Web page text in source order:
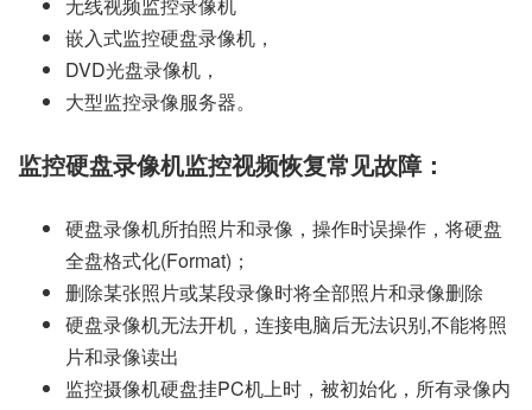
嵌入式监控硬盘录像机，
DVD光盘录像机，
大型监控录像服务器。
监控硬盘录像机监控视频恢复常见故障：
硬盘录像机所拍照片和录像，操作时误操作，将硬盘
全盘格式化(Format)；
删除某张照片或某段录像时将全部照片和录像删除
硬盘录像机无法开机，连接电脑后无法识别,不能将照
片和录像读出
监控摄像机硬盘挂PC机上时，被初始化，所有录像内